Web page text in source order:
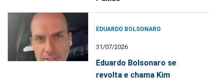
EDUARDO BOLSONARO
31/07/2026
Eduardo Bolsonaro se
revolta e chama Kim